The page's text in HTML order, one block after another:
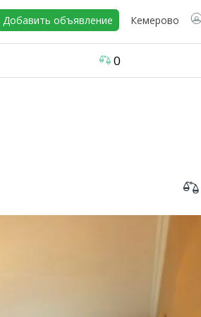
Добавить объявление Кемерово
0